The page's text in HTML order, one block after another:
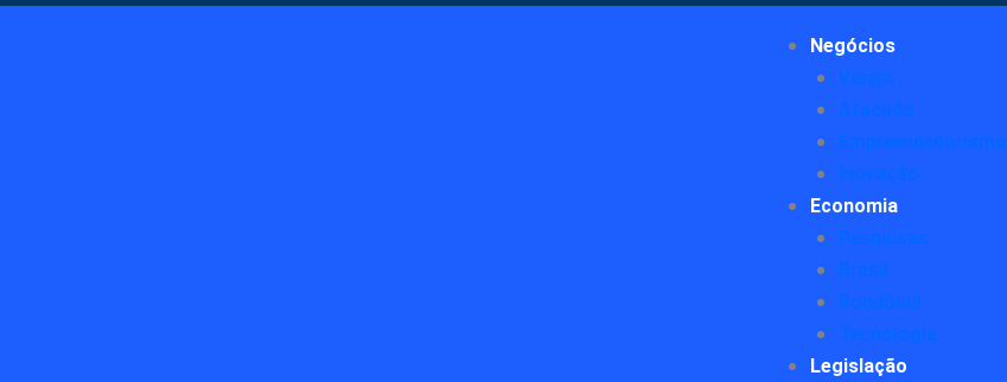
Negócios
Varejo
Atacado
Empreendedorismo
Inovação
Economia
Pesquisas
Brasil
Rondônia
Tecnologia
Legislação